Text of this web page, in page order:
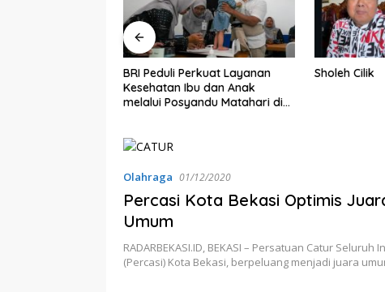
BRI Peduli Perkuat Layanan
Kesehatan Ibu dan Anak
melalui Posyandu Matahari di
Sholeh Cilik
Olahraga 01/12/2020
Percasi Kota Bekasi Optimis
Umum
RADARBEKASI.ID, BEKASI – Persatuan Catur Seluruh
(Percasi) Kota Bekasi, berpeluang menjadi juara